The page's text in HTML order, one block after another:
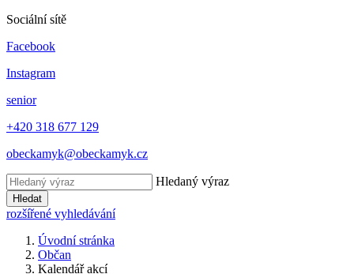
Sociální sítě
Facebook
Instagram
senior
+420 318 677 129
obeckamyk@obeckamyk.cz
Hledaný výraz
Hledat
rozšířené vyhledávání
Úvodní stránka
Občan
Kalendář akcí